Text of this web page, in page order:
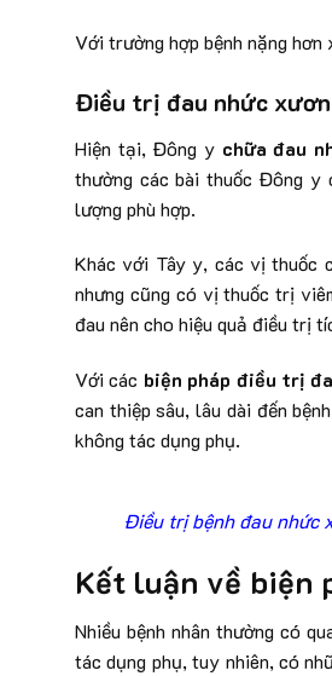
Với trường hợp bệnh nặng hơn
Điều trị đau nhức
Hiện tại, Đông y chữa đau
thường các bài thuốc Đông y
lượng phù hợp.
Khác với Tây y, các vị thuốc
nhưng cũng có vị thuốc trị
đau nên cho hiệu quả điều trị
Với các biện pháp điều trị
can thiệp sâu, lâu dài đến
không tác dụng phụ.
Điều trị bệnh đau nhức
Kết luận về biện
Nhiều bệnh nhân thường có
tác dụng phụ, tuy nhiên, có